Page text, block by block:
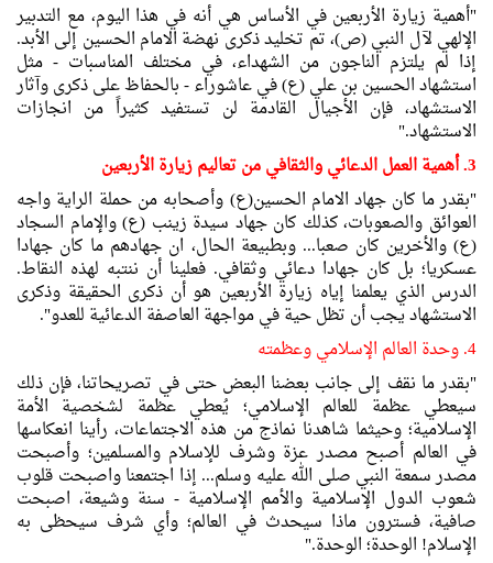
"أهمية زيارة الأربعين في الأساس هي أنه في هذا اليوم، مع التدبير
الإلهي لآل النبي (ص)، تم تخليد ذكرى نهضة الامام الحسين إلى الأبد.
إذا لم يلتزم الناجون من الشهداء، في مختلف المناسبات - مثل
استشهاد الحسين بن علي (ع) في عاشوراء - بالحفاظ على ذكرى وآثار
الاستشهاد، فإن الأجيال القادمة لن تستفيد كثيراً من انجازات
الاستشهاد."
3. أهمية العمل الدعائي والثقافي من تعاليم زيارة الأربعين
"بقدر ما كان جهاد الامام الحسين(ع) وأصحابه من حملة الراية واجه
العوائق والصعوبات، كذلك كان جهاد سيدة زينب (ع) والإمام السجاد
(ع) والأخرين كان صعبا... وبطبيعة الحال، ان جهادهم ما كان جهادا
عسكريا؛ بل كان جهادا دعائي وثقافي. فعلينا أن ننتبه لهذه النقاط.
الدرس الذي يعلمنا إياه زيارة الأربعين هو أن ذكرى الحقيقة وذكرى
الاستشهاد يجب أن تظل حية في مواجهة العاصفة الدعائية للعدو".
4. وحدة العالم الإسلامي وعظمته
"بقدر ما نقف إلى جانب بعضنا البعض حتى في تصريحاتنا، فإن ذلك
سيعطي عظمة للعالم الإسلامي؛ يُعطي عظمة لشخصية الأمة
الإسلامية؛ وحيثما شاهدنا نماذج من هذه الاجتماعات، رأينا انعكاسها
في العالم أصبح مصدر عزة وشرف للإسلام والمسلمين؛ وأصبحت
مصدر سمعة النبي صلى الله عليه وسلم... إذا اجتمعنا واصبحت قلوب
شعوب الدول الإسلامية والأمم الإسلامية - سنة وشيعة، اصبحت
صافية، فسترون ماذا سيحدث في العالم؛ وأي شرف سيحظى به
الإسلام! الوحدة؛ الوحدة."